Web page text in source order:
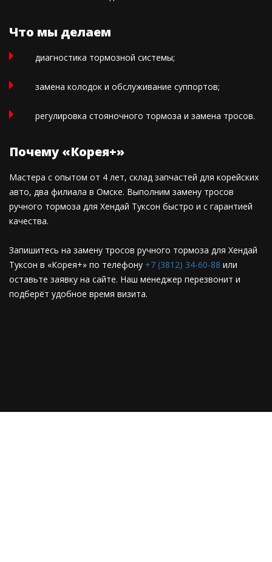
Что мы делаем
диагностика тормозной системы;
замена колодок и обслуживание суппортов;
регулировка стояночного тормоза и замена тросов.
Почему «Корея+»
Мастера с опытом от 4 лет, склад запчастей для корейских
авто, два филиала в Омске. Выполним замену тросов
ручного тормоза для Хендай Туксон быстро и с гарантией
качества.
Запишитесь на замену тросов ручного тормоза для Хендай
Туксон в «Корея+» по телефону +7 (3812) 34-60-88 или
оставьте заявку на сайте. Наш менеджер перезвонит и
подберёт удобное время визита.